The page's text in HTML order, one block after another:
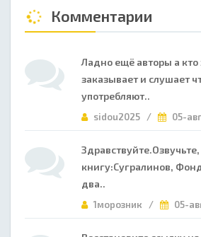
Комментарии
Ладно ещё авторы а кто
заказывает и слушает
употребляют..
sidou2025 / 05-
книгу:Сугралинов,
два..
1морозник / 05-